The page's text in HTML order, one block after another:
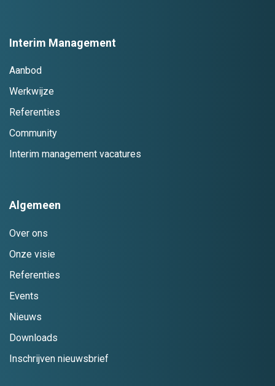
Interim Management
Aanbod
Werkwijze
Referenties
Community
Interim management vacatures
Algemeen
Over ons
Onze visie
Referenties
Events
Nieuws
Downloads
Inschrijven nieuwsbrief